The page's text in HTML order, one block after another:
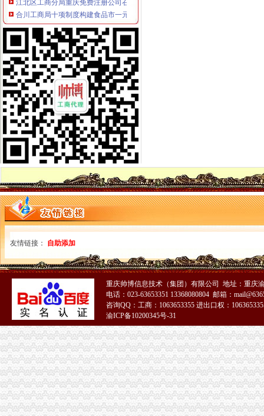
合川工商局十项制度构建食品市一元注册公司流程场长效监管机制
巴南区工商局一元注册公司召开公用企业经营服务消费者监督调查活动动员大会
涪陵区企业信用协会挂牌成立
市免费注册公司工商局第三次党建论坛片会在云阳召开
李明富副局0元注册公司长到云阳县工商局考察并作重要指示
高新区工商分局一元注册公司完善工商所基础工作适应转型要求
潼南县工商局开展服务“三农”1元注册公司宣传咨询活动
梁平工商局如何一元钱办公司五项措施全面推进新型工业化建设
合川工商局如何一元钱办公司建立案件管理电子台帐
万州区工商局推出“2542”如何一元钱办公司效能监察工作举措
国家工商总局1元注册公司办公厅李建昌主任视察万州区工商局工作
全国工商系统基层建设与人才规划调研座谈会在渝召开
万州工商与外迁移民同行
大足工商局重庆0元注册公司完善五项制度严格食品安全长效监管
九龙坡区工商分局一元注册公司流程积极推进行政审批改革
渝北区分局认真传达贯彻全市0元注册公司工商行政管理局长会议精神
大渡口区工商分局认真贯彻全市重庆免费注册公司工商行政管理局长会议精神
潼南县工商局一元注册公司端正监管执法思想不断改善执法办案工作
温家宝总理在全国依法行政工作电视电话会议上的一元注册公司流程讲话
国家工商总局0元注册公司刘凡副局长到我局视察工作
陈速副局一元注册公司长带队深入城口山区检查指导工作
高新区工商分局一元注册公司流程企业注册登记并联审批正式启动
巴南区工商分局重庆一元注册公司构筑联合查处防线
经开园工商分局如何一元钱办公司推行人性化执法理念
大渡口区工商分局重庆一元注册公司全面开展执法质量自查
永川工商局1元注册公司四项举措推进新型工业化进程
市1元注册公司局加强区县指导创建五大制度
市局出台有力措施加大对企业知名字号的一元注册公司保护力度
大渡口区工商分局认真开展“五项清理”0元注册公司工作
巴南区工商分局推行“走近企业”免费注册公司服务联系卡
万州区委高度评价区工商局“走进企业红盾行”免费注册公司活动
万盛区工商分局积极开展“走近企业”重庆一元注册公司活动
合川工商局实施对市场主体的0元注册公司分类监管
南岸区工商分局行评工作受到市纠风办的一元注册公司充分肯定
友情链接： 自助添加
重庆帅博信息技术（集团）有限公司 地址：重庆
电话：023-63653351 13368080804 邮箱：
咨询QQ：工商：1063653355 进出口权：
渝ICP备10200345号-31